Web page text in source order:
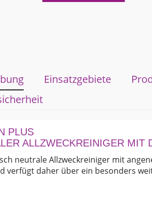
Einsatzgebiete
PLUS
ALLZWECKREINIGER MIT
neutrale Allzweckreiniger mit
verfügt daher über ein besonders